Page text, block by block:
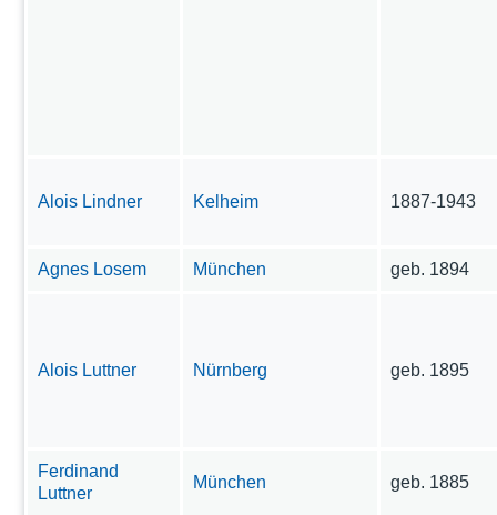
Alois Lindner Kelheim 1887-1943
Agnes Losem München geb. 1894
Alois Luttner Nürnberg geb. 1895
Ferdinand
Luttner
München geb. 1885